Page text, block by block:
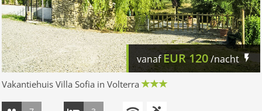
vanafEUR 120/nacht
Vakantiehuis Villa Sofia in Volterra